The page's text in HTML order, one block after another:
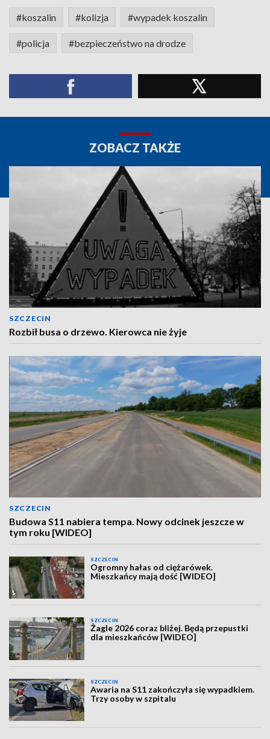
#koszalin #kolizja #wypadek koszalin
#policja #bezpieczeństwo na drodze
ZOBACZ TAKŻE
SZCZECIN
Rozbił busa o drzewo. Kierowca nie żyje
SZCZECIN
Budowa S11 nabiera tempa. Nowy odcinek jeszcze w
tym roku [WIDEO]
SZCZECIN
Ogromny hałas od ciężarówek.
Mieszkańcy mają dość [WIDEO]
SZCZECIN
Żagle 2026 coraz bliżej. Będą przepustki
dla mieszkańców [WIDEO]
SZCZECIN
Awaria na S11 zakończyła się wypadkiem.
Trzy osoby w szpitalu